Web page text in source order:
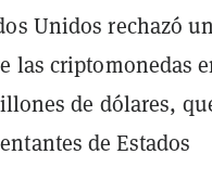
Unidos rechazó
las criptomonedas
de dólares,
de Estados